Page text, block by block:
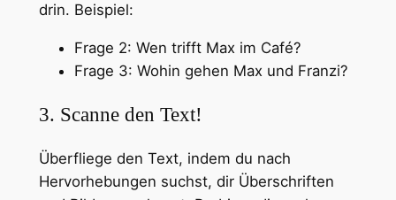
drin. Beispiel:
Frage 2: Wen trifft Max im Café?
Frage 3: Wohin gehen Max und Franzi?
3. Scanne den Text!
Überfliege den Text, indem du nach
Hervorhebungen suchst, dir Überschriften